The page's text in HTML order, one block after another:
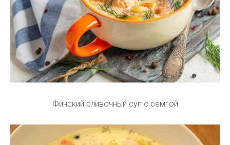
Финский сливочный суп с семгой